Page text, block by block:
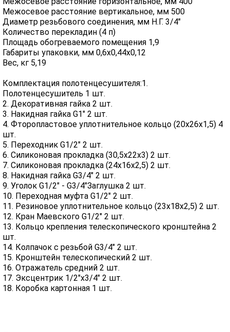
Межосевое расстояние вертикальное, мм 500
Диаметр резьбового соединения, мм Н.Г. 3/4"
Количество перекладин (4 п)
Площадь обогреваемого помещения 1,9
Габариты упаковки, мм 0,6х0,44х0,12
Вес, кг 5,19
Комплектация полотенцесушителя:1.
Полотенцесушитель 1 шт.
2. Декоративная гайка 2 шт.
3. Накидная гайка G1" 2 шт.
4. Фторопластовое уплотнительное кольцо (20х26х1,5) 4
шт.
5. Переходник G1/2" 2 шт.
6. Силиконовая прокладка (30,5х22х3) 2 шт.
7. Силиконовая прокладка (24х16х2,5) 2 шт.
8. Накидная гайка G3/4" 2 шт.
9. Уголок G1/2" - G3/4"Заглушка 2 шт.
10. Переходная муфта G1/2" 2 шт.
11. Резиновое уплотнительное кольцо (23х18х2,5) 2 шт.
12. Кран Маевского G1/2" 2 шт.
13. Кольцо крепления телескопического кронштейна 2
шт.
14. Колпачок с резьбой G3/4" 2 шт.
15. Кронштейн телескопический 2 шт.
16. Отражатель средний 2 шт.
17. Эксцентрик 1/2"х3/4" 2 шт.
18. Коробка картонная 1 шт.